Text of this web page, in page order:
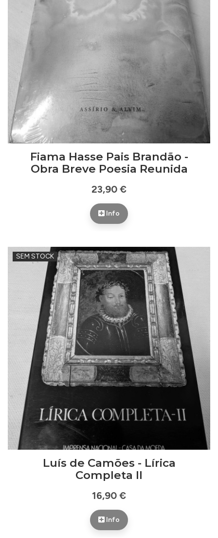
Fiama Hasse Pais Brandão -
Obra Breve Poesia Reunida
23,90 €
Info
SEM STOCK
Luís de Camões - Lírica
Completa II
16,90 €
Info